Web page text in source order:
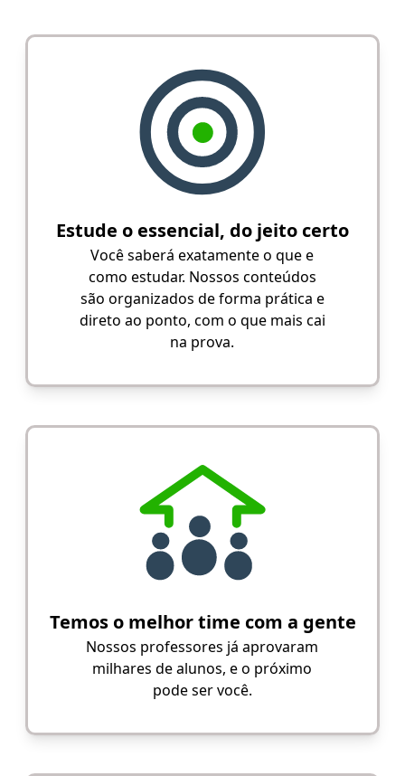
Estude o essencial, do jeito certo
Você saberá exatamente o que e
como estudar. Nossos conteúdos
são organizados de forma prática e
direto ao ponto, com o que mais cai
na prova.
Temos o melhor time com a gente
Nossos professores já aprovaram
milhares de alunos, e o próximo
pode ser você.